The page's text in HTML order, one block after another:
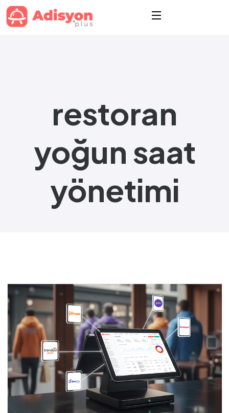
restoran
yoğun saat
yönetimi